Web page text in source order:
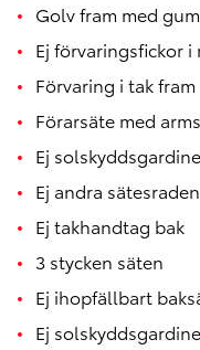
Golv fram med
Ej förvaringsfickor
Förvaring i tak fram
Förarsäte med
Ej
Ej andra sätesraden
Ej takhandtag bak
3 stycken säten
Ej ihopfällbart
Ej